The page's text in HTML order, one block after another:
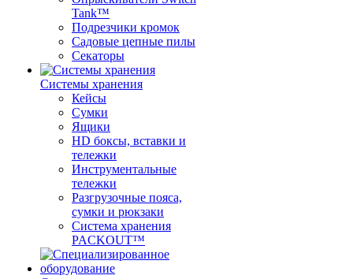
Tank™
Подрезчики кромок
Садовые цепные пилы
Секаторы
Системы хранения
Кейсы
Сумки
Ящики
HD боксы, вставки и
тележки
Инструментальные
тележки
Разгрузочные пояса,
сумки и рюкзаки
Система хранения
PACKOUT™